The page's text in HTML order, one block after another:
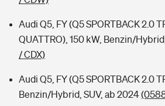
Audi Q5, FY (Q5 SPORTBACK 2.0
QUATTRO), 150 kW, Benzin/
/ CDX)
Audi Q5, FY (Q5 SPORTBACK 2.0
Benzin/Hybrid, SUV, ab 2024